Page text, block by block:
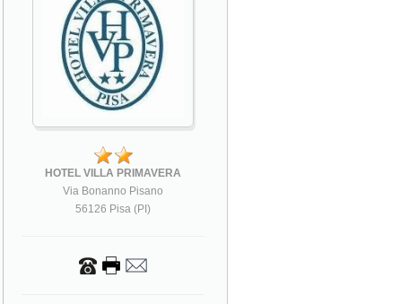
HOTEL VILLA PRIMAVERA
Via Bonanno Pisano
56126 Pisa (PI)